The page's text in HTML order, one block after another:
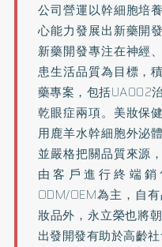
公司營運以幹細胞培
心能力發展出新藥開
新藥開發專注在神經
患生活品質為目標，
藥專案，包括UA002
乾眼症兩項。美妝保
用鹿羊水幹細胞外泌
並嚴格把關品質來源
由客戶進行終端
ODM/OEM為主，自
妝品外，永立榮也將
出發開發有助於高齡社